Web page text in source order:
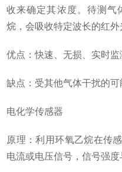
收来确定其浓度。待测气
烷，会吸收特定波长的红
优点：快速、无损、实时
缺点：受其他气体干扰的
电化学传感器
原理：利用环氧乙烷在传
电流或电压信号，信号强